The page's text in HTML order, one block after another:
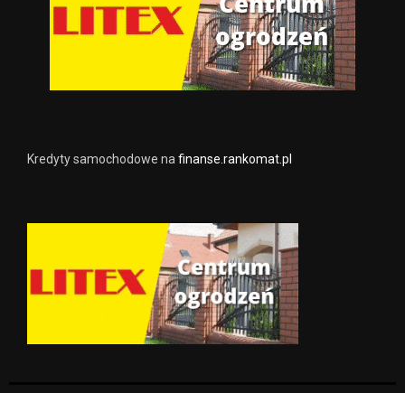
Kredyty samochodowe nafinanse.rankomat.pl